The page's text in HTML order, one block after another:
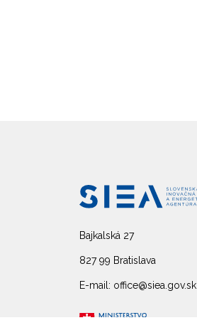
Bajkalská 27
827 99 Bratislava
E-mail: office@siea.gov.sk